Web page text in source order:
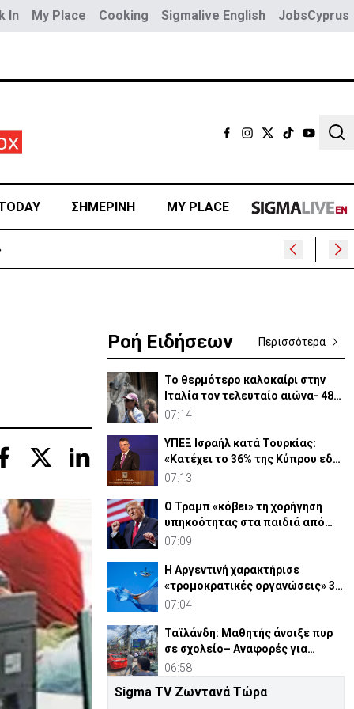
In My Place Cooking Sigmalive English JobsCyprus
ΣΗΜΕΡΙΝΗ MY PLACE
Ροή Ειδήσεων Περισσότερα
Το θερμότερο καλοκαίρι στην
Ιταλία τον τελευταίο αιώνα- 48
βαθμοί στη Νάπολι
07:14
ΥΠΕΞ Ισραήλ κατά Τουρκίας:
«Κατέχει το 36% της Κύπρου εδώ
και μισό αιώνα»
07:13
Ο Τραμπ «κόβει» τη χορήγηση
υπηκοότητας στα παιδιά από
τον τουρισμό τοκετού
07:09
Η Αργεντινή χαρακτήρισε
«τρομοκρατικές οργανώσεις» 3
συμμορίες στον Ισημερινό
07:04
Ταϊλάνδη: Μαθητής άνοιξε πυρ
σε σχολείο– Αναφορές για
νεκρούς και τραυματίες
06:58
Επίθεση της Ανσαραλά σε Υεμένη
Sigma TV Ζωντανά Τώρα